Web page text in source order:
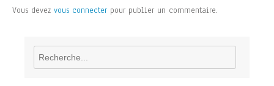
Vous devez vous connecter pour publier un commentaire.
Rechercher